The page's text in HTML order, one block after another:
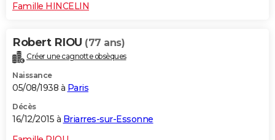
Famille HINCELIN
Robert RIOU (77 ans)
Créer une cagnotte obsèques
Naissance
05/08/1938 à Paris
Décès
16/12/2015 à Briarres-sur-Essonne